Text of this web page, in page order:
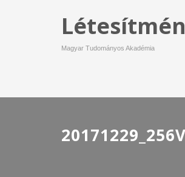
Magyar Tudományos Akadémia